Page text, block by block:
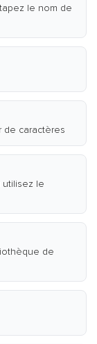
le nom de
de caractères
utilisez le
de